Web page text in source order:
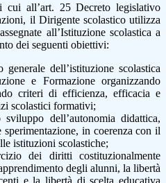
cui all’art. 25 Decreto legislativo
il Dirigente scolastico utilizza
all’Istituzione scolastica a
dei seguenti obiettivi:
generale dell’istituzione scolastica
e Formazione organizzando
criteri di efficienza, efficacia e
scolastici formativi;
dell’autonomia didattica,
in coerenza con il
istituzioni scolastiche;
dei diritti costituzionalmente
degli alunni, la libertà
e la libertà di scelta educativa